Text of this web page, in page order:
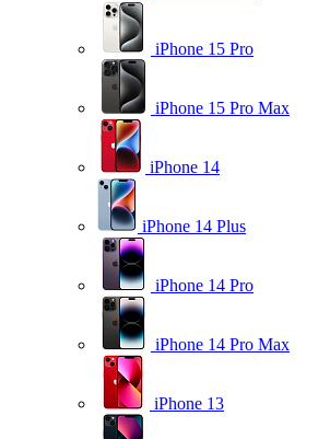
iPhone 15 Pro
iPhone 15 Pro Max
iPhone 14
iPhone 14 Plus
iPhone 14 Pro
iPhone 14 Pro Max
iPhone 13